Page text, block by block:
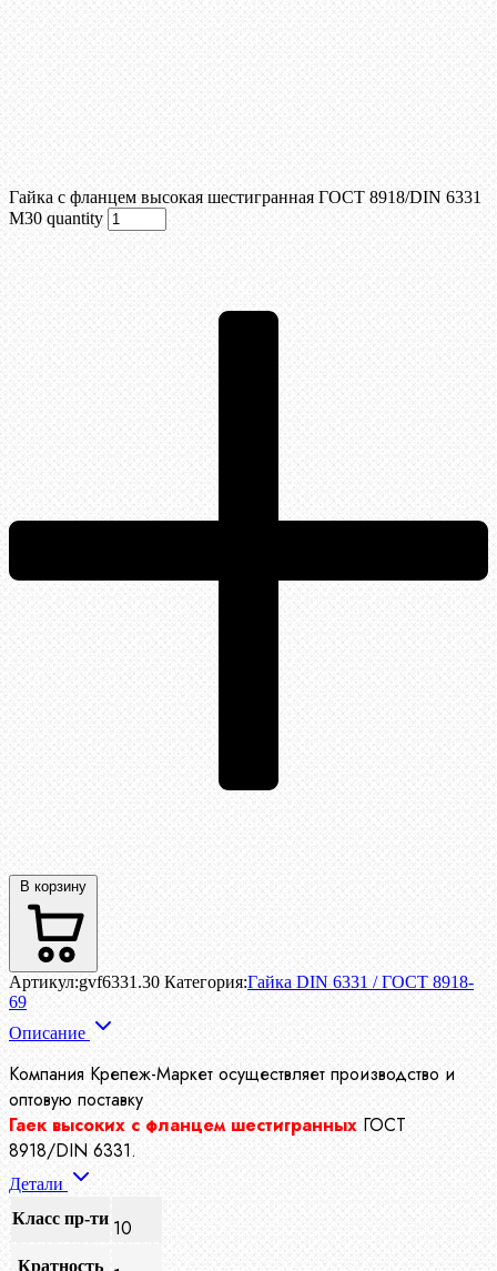
Гайка с фланцем высокая шестигранная ГОСТ 8918/DIN 6331
М30 quantity
В корзину
Артикул:gvf6331.30 Категория:Гайка DIN 6331 / ГОСТ 8918-
69
Описание
Компания Крепеж-Маркет осуществляет производство и
оптовую поставку
Гаек высоких с фланцем шестигранных ГОСТ
8918/DIN 6331.
Детали
Класс пр-ти 10
Кратность